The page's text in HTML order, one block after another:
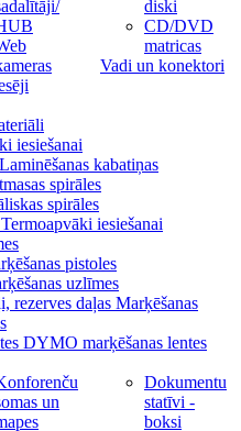
diski
CD/DVD
matricas
Vadi un konektori
iesiešanai
Laminēšanas kabatiņas
spirāles
spirāles
Termoapvāki iesiešanai
pistoles
uzlīmes
Marķēšanas
DYMO marķēšanas lentes
un
Dokumentu
statīvi -
boksi